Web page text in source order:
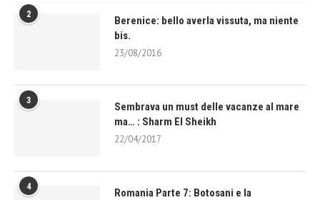
2
Berenice: bello averla vissuta, ma niente
bis.
23/08/2016
3
Sembrava un must delle vacanze al mare
ma… : Sharm El Sheikh
22/04/2017
4
Romania Parte 7: Botosani e la